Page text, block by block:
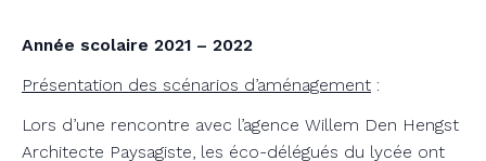
Année scolaire 2021 – 2022
Présentation des scénarios d’aménagement :
Lors d’une rencontre avec l’agence Willem Den Hengst
Architecte Paysagiste, les éco-délégués du lycée ont